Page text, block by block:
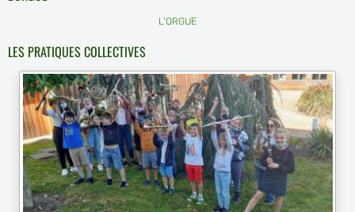
L'ORGUE
LES PRATIQUES COLLECTIVES